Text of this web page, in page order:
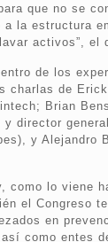
que no se
a la estructura
activos”, el
de los
charlas de
Brian
y director
y Alejandro
como lo viene
el Congreso
en
como entes